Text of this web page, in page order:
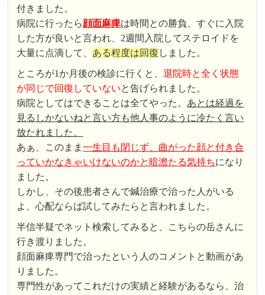
付きました。
病院に行ったら顔面麻痺は時間との勝負、すぐに入院
した方が良いと言われ、2週間入院してステロイドを
大量に点滴して、 ある程度は回復 しました。
ところが1か月後の検診に行くと、退院時と全く状態
が同じで回復していないと告げられました。
病院としてはできることは全てやった。 あとは経過を
見るしかないねと言い方も他人事のように冷たく言い
放たれました。
あぁ、このまま一生目も閉じず、曲がった顔と付き合
っていかなきゃいけないのかと暗澹たる気持ちになり
ました。
しかし、その後患者さんで鍼治療で治った人がいる
よ、心配ならば試してみたらと言われました。
半信半疑でネット検索してみると、こちらの岳さんに
行き渡りました。
顔面麻痺専門で治ったという人のコメントと動画があ
りました。
専門性があってこれだけの実績と経験があるなら、治